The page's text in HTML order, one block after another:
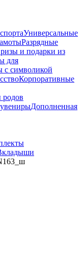
Универсальные
Разрядные
и подарки из
для
с символикой
Корпоративные
родов
Дополненная